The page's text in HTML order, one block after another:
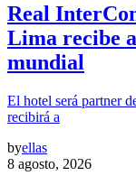
Real
Lima recibe
mundial
El hotel será partner
recibirá a
byellas
8 agosto, 2026